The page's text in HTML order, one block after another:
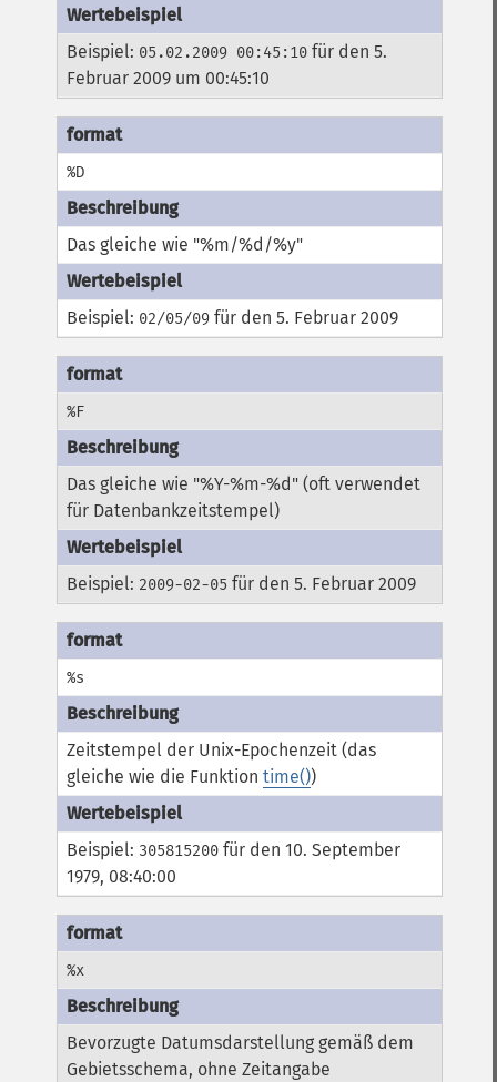
Beispiel: 05.02.2009 00:45:10 für den 5.
Februar 2009 um 00:45:10
%D
Das gleiche wie "%m/%d/%y"
Beispiel: 02/05/09 für den 5. Februar 2009
%F
Das gleiche wie "%Y-%m-%d" (oft verwendet
für Datenbankzeitstempel)
Beispiel: 2009-02-05 für den 5. Februar 2009
%s
Zeitstempel der Unix-Epochenzeit (das
gleiche wie die Funktiontime())
Beispiel: 305815200 für den 10. September
1979, 08:40:00
%x
Bevorzugte Datumsdarstellung gemäß dem
Gebietsschema, ohne Zeitangabe